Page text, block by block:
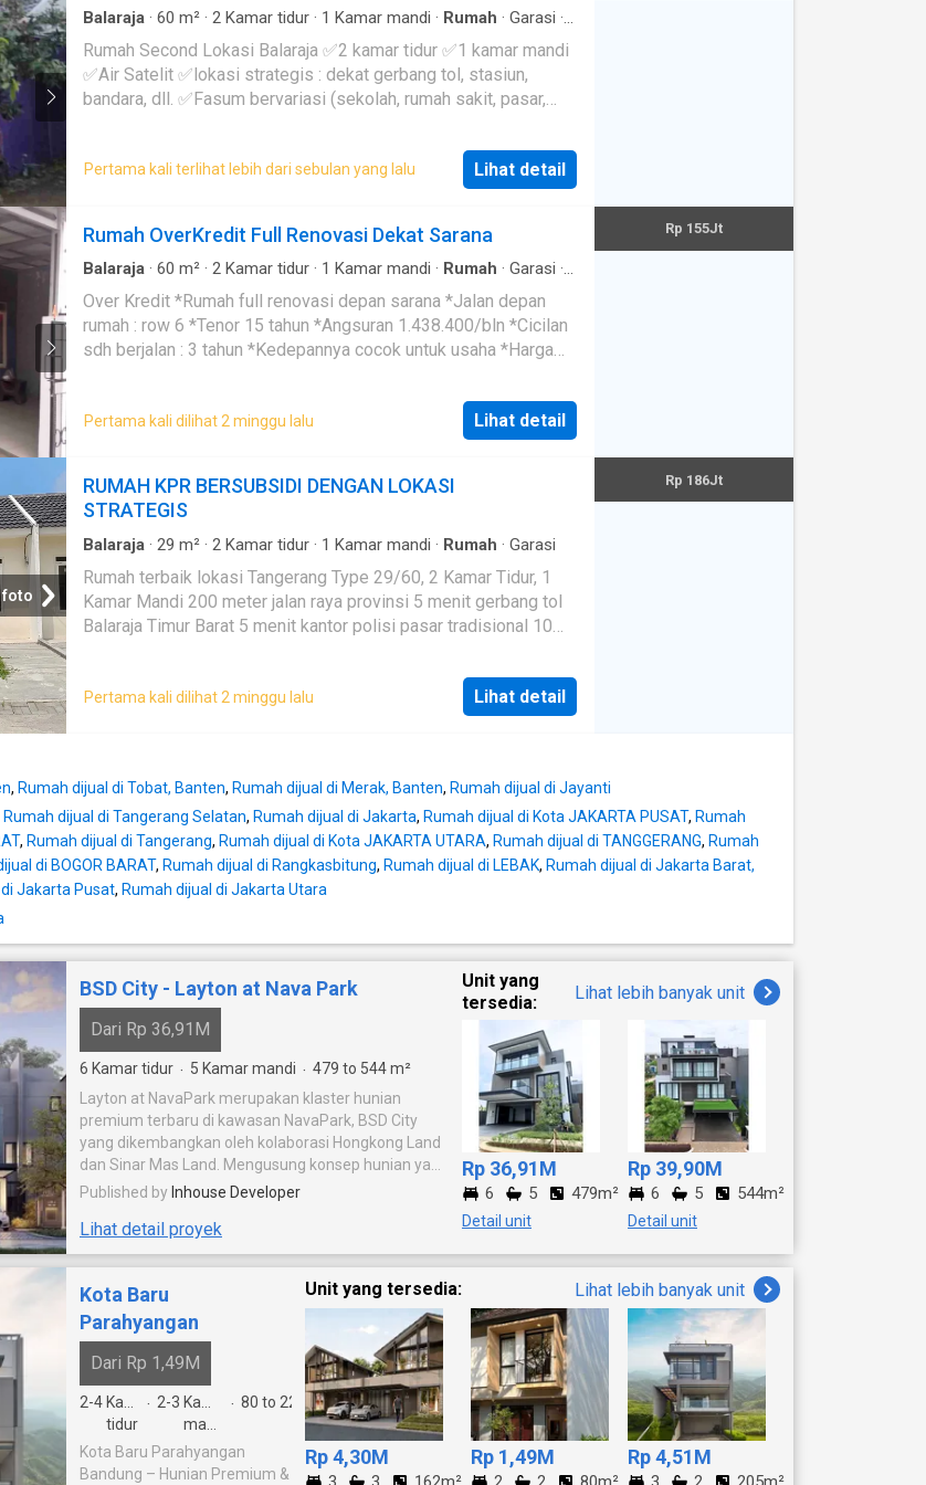
Balaraja · 60 m² · 2 Kamar tidur · 1 Kamar mandi · Rumah · Garasi ·
Pemandangan panorama·Area anak-anak
Rumah Second Lokasi Balaraja ✅2 kamar tidur ✅1 kamar mandi
✅Air Satelit ✅lokasi strategis : dekat gerbang tol, stasiun,
bandara, dll. ✅Fasum bervariasi (sekolah, rumah sakit, pasar,
Pertama kali terlihat lebih dari sebulan yang lalu Lihat detail
Rumah OverKredit Full Renovasi Dekat Sarana
Balaraja · 60 m² · 2 Kamar tidur · 1 Kamar mandi · Rumah · Garasi ·
·
entertaining area·Listrik
Over Kredit *Rumah full renovasi depan sarana *Jalan depan
rumah : row 6 *Tenor 15 tahun *Angsuran 1.438.400/bln *Cicilan
sdh berjalan : 3 tahun *Kedepannya cocok untuk usaha *Harga
Pertama kali dilihat 2 minggu lalu Lihat detail
Rp 155Jt
foto
RUMAH KPR BERSUBSIDI DENGAN LOKASI
STRATEGIS
Balaraja · 29 m² · 2 Kamar tidur · 1 Kamar mandi · Rumah · Garasi
Rumah terbaik lokasi Tangerang Type 29/60, 2 Kamar Tidur, 1
Kamar Mandi 200 meter jalan raya provinsi 5 menit gerbang tol
Balaraja Timur Barat 5 menit kantor polisi pasar tradisional 10
Pembelian bisa secara cash keras, bertahap, atau KPR Proses
dibantu Untuk info lebih lanjut, Hub. Yanti
Pertama kali dilihat 2 minggu lalu Lihat detail
Rp 186Jt
, Rumah dijual di Tobat, Banten, Rumah dijual di Merak, Banten, Rumah dijual di Jayanti
Rumah dijual di Tangerang Selatan, Rumah dijual di Jakarta, Rumah dijual di Kota JAKARTA PUSAT, Rumah
, Rumah dijual di Tangerang, Rumah dijual di Kota JAKARTA UTARA, Rumah dijual di TANGGERANG, Rumah
di BOGOR BARAT, Rumah dijual di Rangkasbitung, Rumah dijual di LEBAK, Rumah dijual di Jakarta Barat,
Jakarta Pusat, Rumah dijual di Jakarta Utara
BSD City - Layton at Nava Park
Dari Rp 36,91M
6 Kamar tidur · 5 Kamar mandi · 479 to 544m²
Layton at NavaPark merupakan klaster hunian
premium terbaru di kawasan NavaPark, BSD City
yang dikembangkan oleh kolaborasi Hongkong Land
dan Sinar Mas Land. Mengusung konsep hunian yang
menyatu dengan alam, Layton menawarkan
Botanic Park, Sungai Cisadane, serta NavaPark
Country Club. Sebagai bagian dari kawasan mixed-
hunian pertama di Indonesia yang memperoleh
sertifikasi Greenship Neighborhood Platinum dari
Green Building Council Indonesia (GBCI),
menjadikannya salah satu kawasan hunian paling
prestisius di BSD City. Konsep Hunian Premium yang
Menyatu dengan Alam Layton dirancang dengan
konsep hunian mewah yang mengedepankan ruang
terbuka hijau, pencahayaan alami, serta
kenyamanan keluarga modern. Setiap rumah
Published by Inhouse Developer
Lihat detail proyek
Unit yang
tersedia:
Lihat lebih banyak unit
Rp 36,91M
6 5 479m²
Detail unit
Rp 39,90M
6 5 544m²
Detail unit
Kota Baru
Parahyangan
Dari Rp 1,49M
2-4 Kamar
tidur
· 2-3 Kamar · 80 to 220 m²
Kota Baru Parahyangan
Bandung – Hunian Premium &
Unit yang tersedia: Lihat lebih banyak unit
Rp 4,30M Rp 1,49M Rp 4,51M